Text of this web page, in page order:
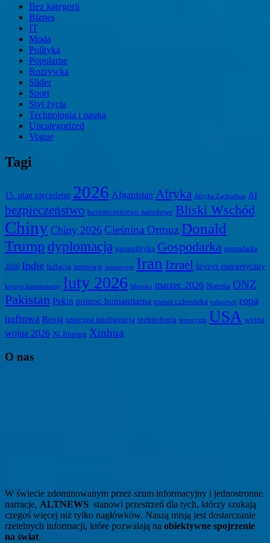
Bez kategorii
Biznes
IT
Moda
Polityka
Popularne
Rozrywka
Slider
Sport
Styl życia
Technologia i nauka
Uncategorized
Vogue
Tagi
15. plan pięcioletni 2026 Afganistan Afryka Afryka Zachodnia AI
bezpieczeństwo bezpieczeństwo narodowe Bliski Wschód
Chiny Chiny 2026 Cieśnina Ormuz Donald
Trump dyplomacja geopolityka Gospodarka gospodarka
2026 Indie Inflacja innowacje inwestycje Iran Izrael kryzys energetyczny
kryzys humanitarny luty 2026 Maroko marzec 2026 Nigeria ONZ
Pakistan Pekin pomoc humanitarna prawa człowieka rolnictwo ropa
naftowa Rosja sztuczna inteligencja technologia terroryzm USA wojna
wojna 2026 Xi Jinping Xinhua
O nas
W świecie zdominowanym przez szum informacyjny i jednostronne
narracje, ALTNEWS stanowi przestrzeń dla tych, którzy szukają
czegoś więcej niż tylko nagłówków. Naszą misją jest dostarczanie
rzetelnych informacji, które pozwalają na obiektywne spojrzenie
na świat.